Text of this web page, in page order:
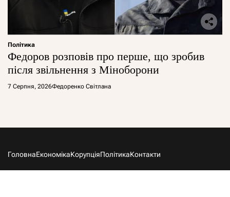
Політика
Федоров розповів про перше, що зробив
після звільнення з Міноборони
7 Серпня, 2026Федоренко Світлана
ГоловнаЕкономікаКорупціяПолітикаКонтакти